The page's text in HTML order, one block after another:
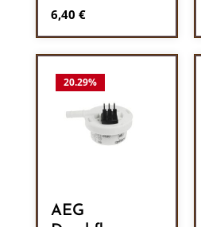
Regulärer Preis:
6,40 €
20.29%
AEG